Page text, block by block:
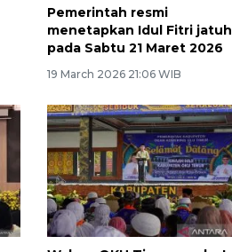
Pemerintah resmi
menetapkan Idul Fitri jatuh
pada Sabtu 21 Maret 2026
19 March 2026 21:06 WIB